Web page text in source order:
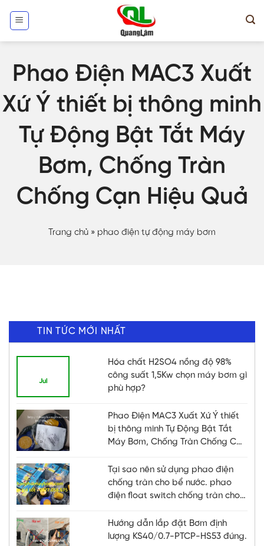
Phao Điện MAC3 Xuất
Xứ Ý thiết bị thông minh
Tự Động Bật Tắt Máy
Bơm, Chống Tràn
Chống Cạn Hiệu Quả
Trang chủ » phao điện tự động máy bơm
TIN TỨC MỚI NHẤT
Jul
Hóa chất H2SO4 nồng độ 98%
công suất 1,5Kw chọn máy bơm gì
phù hợp?
Phao Điện MAC3 Xuất Xứ Ý thiết
bị thông minh Tự Động Bật Tắt
Máy Bơm, Chống Tràn Chống Cạn
Tại sao nên sử dụng phao điện
chống tràn cho bể nước. phao
điện float switch chống tràn cho
Hướng dẫn lắp đặt Bơm định
lượng KS40/0.7-PTCP-HS53 đúng.